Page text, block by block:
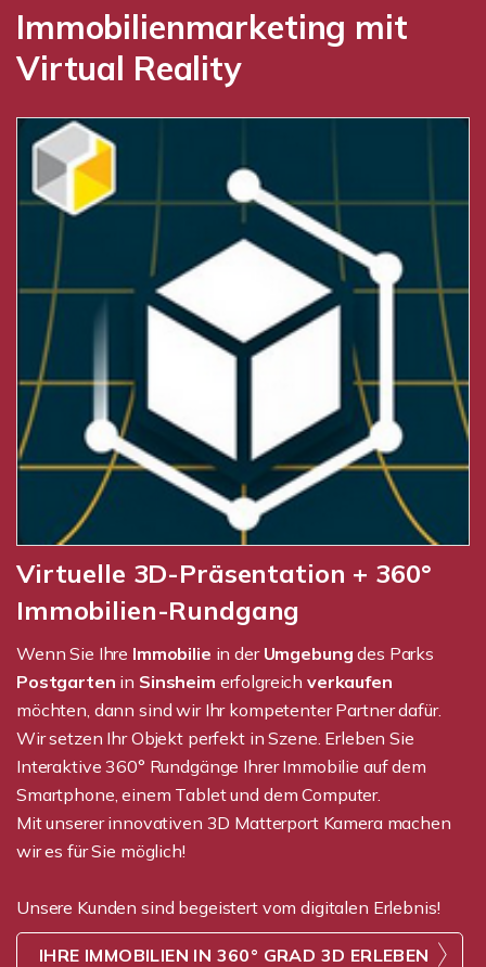
Immobilienmarketing mit
Virtual Reality
Virtuelle 3D-Präsentation + 360°
Immobilien-Rundgang
Wenn Sie Ihre Immobilie in der Umgebungdes Parks
Postgarten in Sinsheim erfolgreich verkaufen
möchten, dann sind wir Ihr kompetenter Partner dafür.
Wir setzen Ihr Objekt perfekt in Szene. Erleben Sie
Interaktive 360° Rundgänge Ihrer Immobilie auf dem
Smartphone, einem Tablet und dem Computer.
Mit unserer innovativen 3D Matterport Kamera machen
wir es für Sie möglich!
Unsere Kunden sind begeistert vom digitalen Erlebnis!
IHRE IMMOBILIEN IN 360° GRAD 3D ERLEBEN